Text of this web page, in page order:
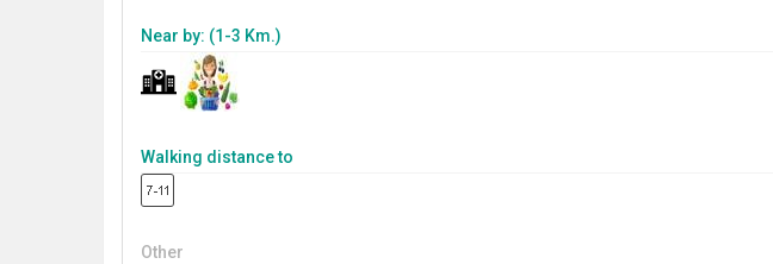
Near by: (1-3 Km.)
Walking distance to
Other